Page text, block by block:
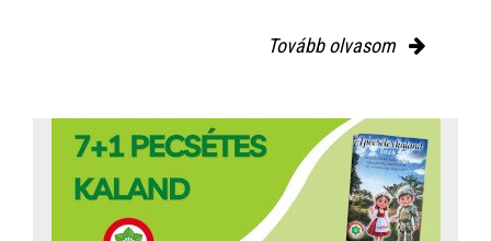
Tovább olvasom